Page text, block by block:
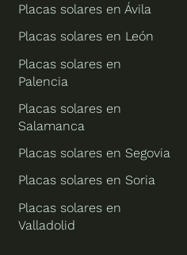
Placas solares en Ávila
Placas solares en León
Placas solares en
Palencia
Placas solares en
Salamanca
Placas solares en Segovia
Placas solares en Soria
Placas solares en
Valladolid